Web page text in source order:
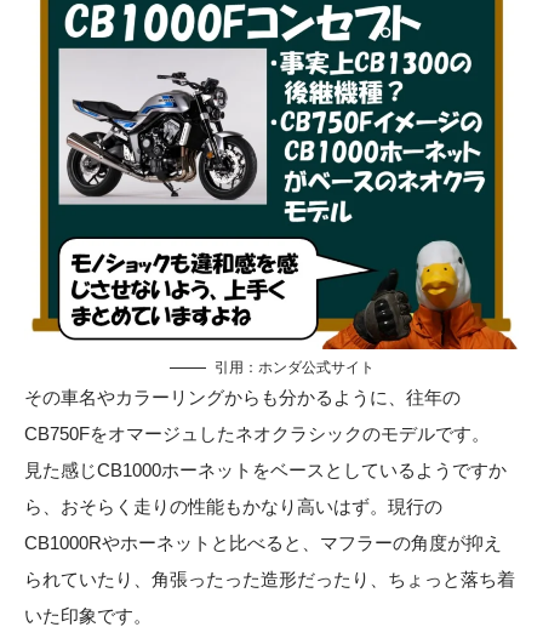
引用： ホンダ公式サイト
その車名やカラーリングからも分かるように、往年の
CB750Fをオマージュしたネオクラシックのモデルです。
見た感じCB1000ホーネットをベースとしているようですか
ら、おそらく走りの性能もかなり高いはず。現行の
CB1000Rやホーネットと比べると、マフラーの角度が抑え
られていたり、角張ったった造形だったり、ちょっと落ち着
いた印象です。